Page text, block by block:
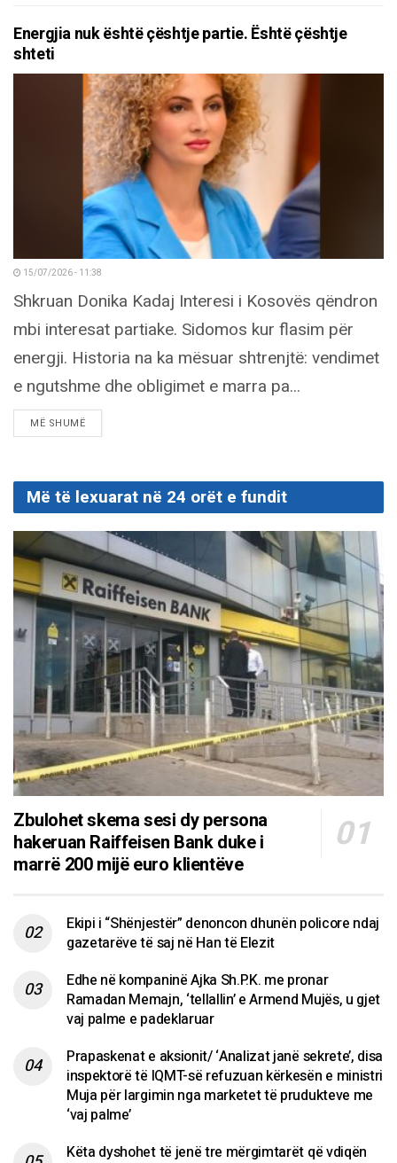
Energjia nuk është çështje partie. Është çështje
shteti
15/07/2026 - 11:38
Shkruan Donika Kadaj Interesi i Kosovës qëndron
mbi interesat partiake. Sidomos kur flasim për
energji. Historia na ka mësuar shtrenjtë: vendimet
e ngutshme dhe obligimet e marra pa...
MË SHUMËDETAILS
Më të lexuarat në 24 orët e fundit
Zbulohet skema sesi dy persona
hakeruan Raiffeisen Bank duke i
marrë 200 mijë euro klientëve
Ekipi i “Shënjestër” denoncon dhunën policore ndaj
gazetarëve të saj në Han të Elezit
Edhe në kompaninë Ajka Sh.P.K. me pronar
Ramadan Memajn, ‘tellallin’ e Armend Mujës, u gjet
vaj palme e padeklaruar
Prapaskenat e aksionit/ ‘Analizat janë sekrete’, disa
inspektorë të IQMT-së refuzuan kërkesën e ministri
Muja për largimin nga marketet të prudukteve me
‘vaj palme’
Këta dyshohet të jenë tre mërgimtarët që vdiqën